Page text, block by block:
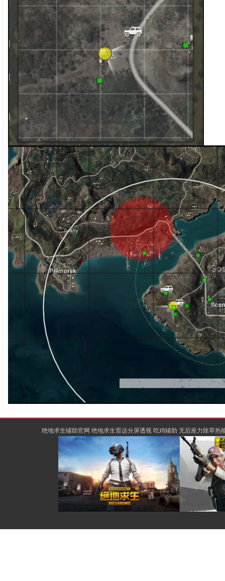
绝地求生辅助官网 绝地求生雷达分屏透视 吃鸡辅助 无后座力除草